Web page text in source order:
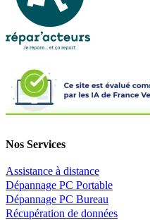
Nos Services
Assistance à distance
Dépannage PC Portable
Dépannage PC Bureau
Récupération de données